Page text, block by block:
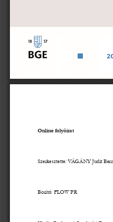
2
Online folyóirat
Szerkesztette: VÁGÁNY Judit
Borító: FLOW PR